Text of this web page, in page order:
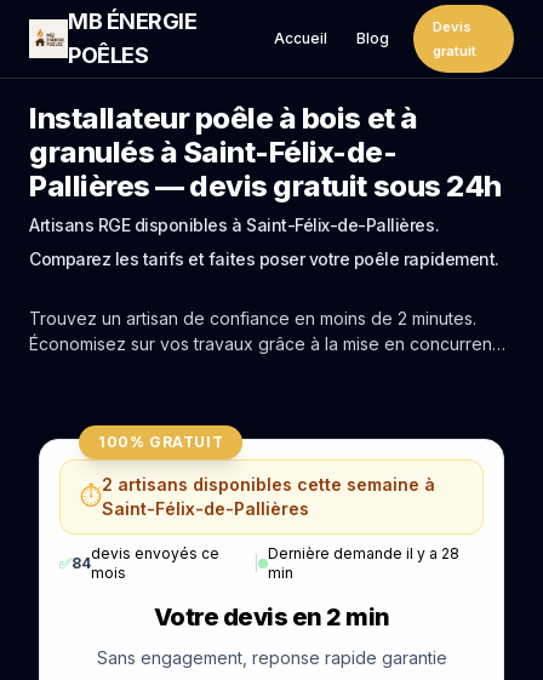
MB ÉNERGIE
POÊLES
Accueil Blog
Devis
gratuit
Installateur poêle à bois et à
granulés à Saint-Félix-de-
Pallières — devis gratuit sous 24h
Artisans RGE disponibles à Saint-Félix-de-Pallières.
Comparez les tarifs et faites poser votre poêle rapidement.
Trouvez un artisan de confiance en moins de 2 minutes.
Économisez sur vos travaux grâce à la mise en concurrence
100% GRATUIT
⏱️2 artisans disponibles cette semaine à
Saint-Félix-de-Pallières
✅84
devis envoyés ce
mois
|
Dernière demande il y a 28
min
Votre devis en 2 min
Sans engagement, reponse rapide garantie